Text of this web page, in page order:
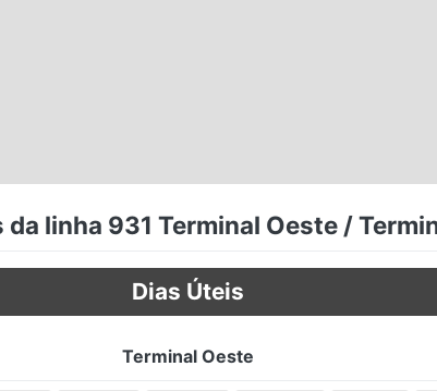
linha 931 Terminal Oeste /
Dias Úteis
Terminal Oeste